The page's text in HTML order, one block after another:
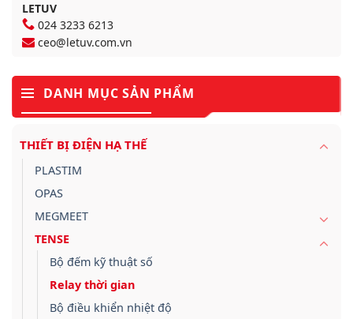
LETUV
024 3233 6213
ceo@letuv.com.vn
DANH MỤC SẢN PHẨM
THIẾT BỊ ĐIỆN HẠ THẾ
PLASTIM
OPAS
MEGMEET
TENSE
Bộ đếm kỹ thuật số
Relay thời gian
Bộ điều khiển nhiệt độ